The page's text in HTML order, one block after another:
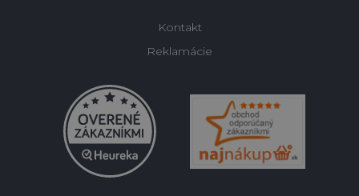
Kontakt
Reklamácie